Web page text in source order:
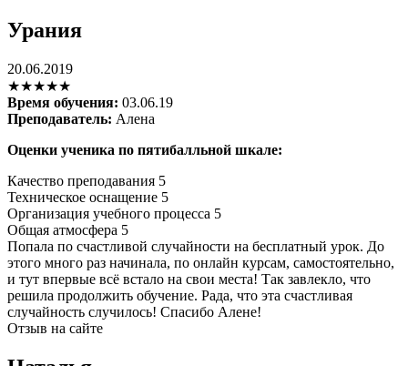
Урания
20.06.2019
★★★★★
Время обучения: 03.06.19
Преподаватель: Алена
Оценки ученика по пятибалльной шкале:
Качество преподавания 5
Техническое оснащение 5
Организация учебного процесса 5
Общая атмосфера 5
Попала по счастливой случайности на бесплатный урок. До
этого много раз начинала, по онлайн курсам, самостоятельно,
и тут впервые всё встало на свои места! Так завлекло, что
решила продолжить обучение. Рада, что эта счастливая
случайность случилось! Спасибо Алене!
Отзыв на сайте